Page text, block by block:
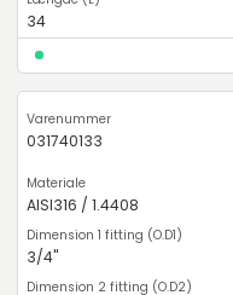
34
031740133
AISI316 / 1.4408
3/4"